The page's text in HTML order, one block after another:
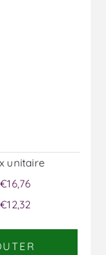
​​unitaire
€16,76
€12,32